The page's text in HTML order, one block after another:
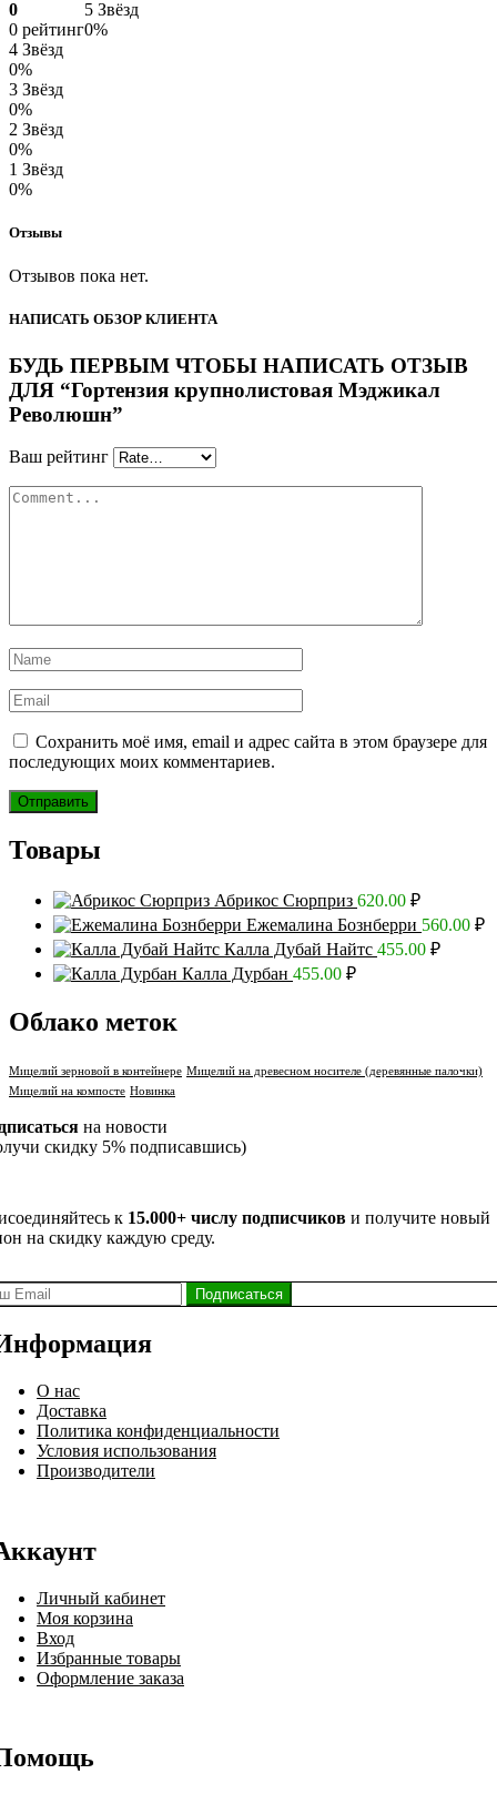
0
0 рейтинг
5 Звёзд
0%
4 Звёзд
0%
3 Звёзд
0%
2 Звёзд
0%
1 Звёзд
0%
Отзывы
Отзывов пока нет.
НАПИСАТЬ ОБЗОР КЛИЕНТА
БУДЬ ПЕРВЫМ ЧТОБЫ НАПИСАТЬ ОТЗЫВ
ДЛЯ “Гортензия крупнолистовая Мэджикал
Революшн”
Ваш рейтинг
Сохранить моё имя, email и адрес сайта в этом браузере для
последующих моих комментариев.
Товары
Абрикос Сюрприз 620.00 ₽
Ежемалина Бознберри 560.00 ₽
Калла Дубай Найтс 455.00 ₽
Калла Дурбан 455.00 ₽
Облако меток
Мицелий зерновой в контейнере Мицелий на древесном носителе (деревянные палочки)
Мицелий на компосте Новинка
на новости
скидку 5% подписавшись)
к 15.000+ числу подписчиков и получите новый
на скидку каждую среду.
О нас
Доставка
Политика конфиденциальности
Условия использования
Производители
Личный кабинет
Моя корзина
Вход
Избранные товары
Оформление заказа